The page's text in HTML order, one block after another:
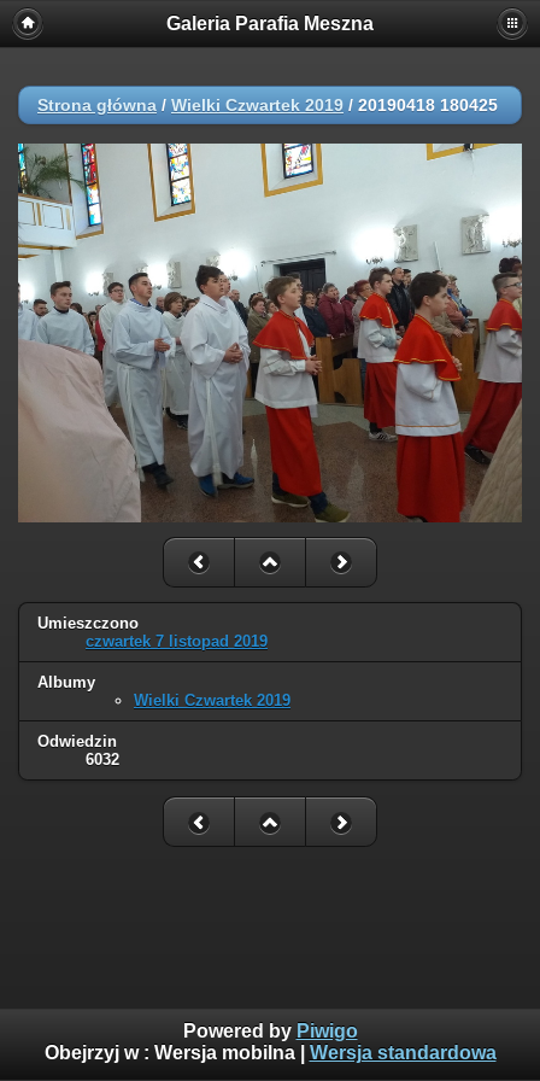
Galeria Parafia Meszna
Strona główna / Wielki Czwartek 2019 / 20190418 180425
Umieszczono
czwartek 7 listopad 2019
Albumy
Wielki Czwartek 2019
Odwiedzin
6032
Powered by Piwigo
Obejrzyj w : Wersja mobilna| Wersja standardowa